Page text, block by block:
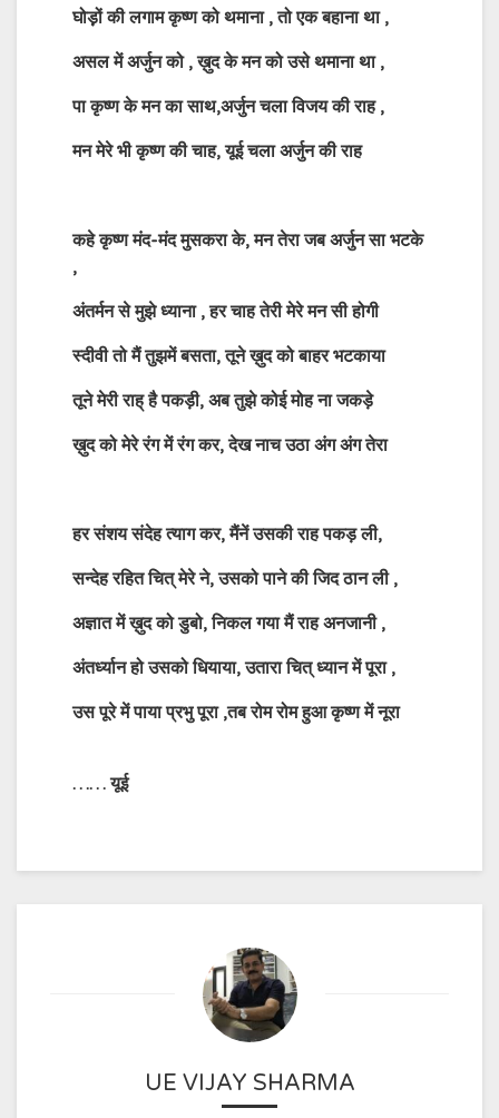
घोड़़ों की लगाम कृष्ण को थमाना , तो एक बहाना था ,
असल में अर्जुन को , ख़ुद के मन को उसे थमाना था ,
पा कृष्ण के मन का साथ,अर्जुन चला विजय की राह ,
मन मेरे भी कृष्ण की चाह, यूई चला अर्जुन की राह
कहे कृष्ण मंद-मंद मुसकरा के, मन तेरा जब अर्जुन सा भटके
,
अंतर्मन से मुझे ध्याना , हर चाह तेरी मेरे मन सी होगी
स्दीवी तो मैं तुझमें बसता, तूने ख़ुद को बाहर भटकाया
तूने मेरी राह् है पकड़ी, अब तुझे कोई मोह ना जकड़े
ख़ुद को मेरे रंग में रंग कर, देख नाच उठा अंग अंग तेरा
हर संशय संदेह त्याग कर, मैंनें उसकी राह पकड़ ली,
सन्देह रहित चित्‌ मेरे ने, उसको पाने की जिद ठान ली ,
अज्ञात में ख़ुद को डुबो, निकल गया मैं राह अनजानी ,
अंतर्ध्यान हो उसको धियाया, उतारा चित्‌ ध्यान में पूरा ,
उस पूरे में पाया प्रभु पूरा ,तब रोम रोम हुआ कृष्ण में नूरा
…… यूई
UE VIJAY SHARMA